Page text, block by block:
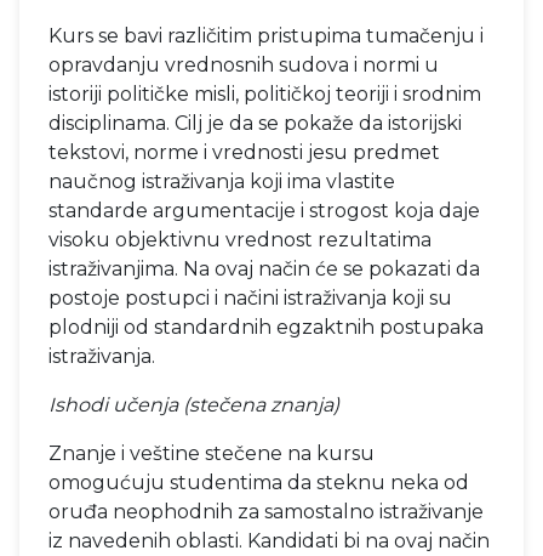
Kurs se bavi različitim pristupima tumačenju i
opravdanju vrednosnih sudova i normi u
istoriji političke misli, političkoj teoriji i srodnim
disciplinama. Cilj je da se pokaže da istorijski
tekstovi, norme i vrednosti jesu predmet
naučnog istraživanja koji ima vlastite
standarde argumentacije i strogost koja daje
visoku objektivnu vrednost rezultatima
istraživanjima. Na ovaj način će se pokazati da
postoje postupci i načini istraživanja koji su
plodniji od standardnih egzaktnih postupaka
istraživanja.
Ishodi učenja (stečena znanja)
Znanje i veštine stečene na kursu
omogućuju studentima da steknu neka od
oruđa neophodnih za samostalno istraživanje
iz navedenih oblasti. Kandidati bi na ovaj način